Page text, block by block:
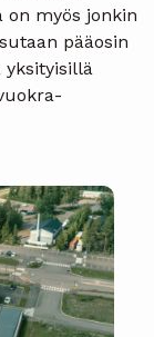
on myös jonkin
pääosin